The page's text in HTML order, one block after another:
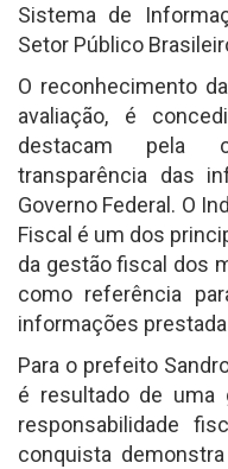
Sistema de
Setor Público
O reconhecimento
avaliação, é
destacam pela
transparência das
Governo Federal. O
Fiscal é um dos
da gestão fiscal dos
como referência
informações
Para o prefeito
é resultado de uma
responsabilidade
conquista